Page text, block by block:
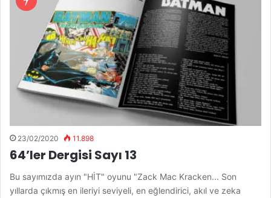
23/02/2020 11.898
64’ler Dergisi Sayı 13
Bu sayımızda ayın "HİT" oyunu "Zack Mac Kracken... Son
yıllarda çıkmış en ileriyi seviyeli, en eğlendirici, akıl ve zeka